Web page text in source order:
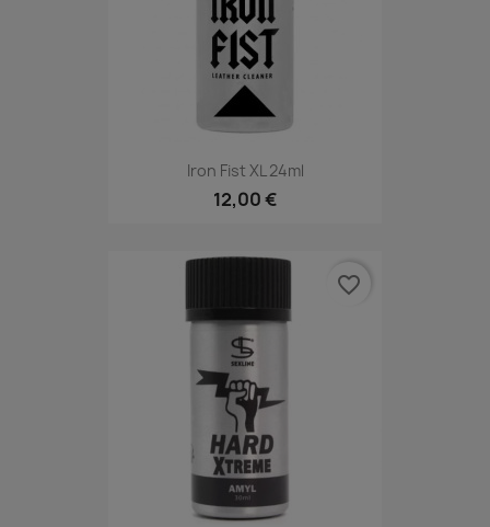
Iron Fist XL 24ml
12,00 €
favorite_border